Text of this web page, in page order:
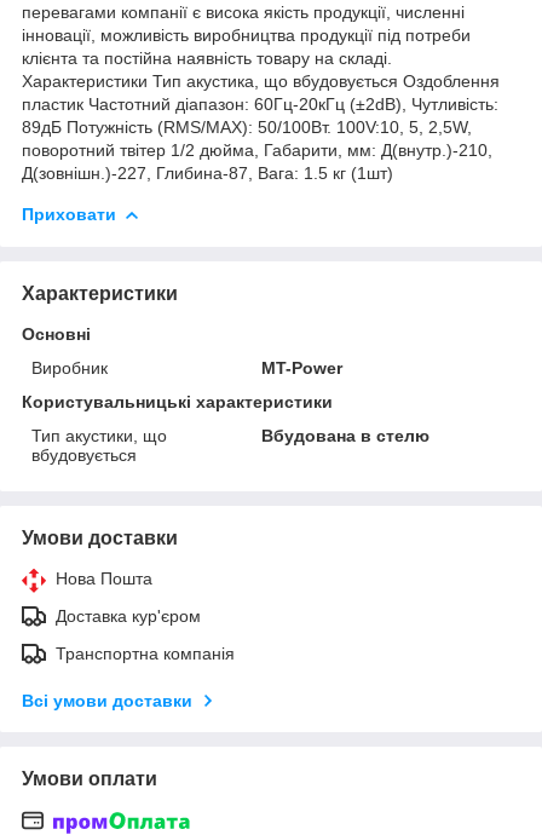
перевагами компанії є висока якість продукції, численні
інновації, можливість виробництва продукції під потреби
клієнта та постійна наявність товару на складі.
Характеристики Тип акустика, що вбудовується Оздоблення
пластик Частотний діапазон: 60Гц-20кГц (±2dB), Чутливість:
89дБ Потужність (RMS/MAX): 50/100Вт. 100V:10, 5, 2,5W,
поворотний твітер 1/2 дюйма, Габарити, мм: Д(внутр.)-210,
Д(зовнішн.)-227, Глибина-87, Вага: 1.5 кг (1шт)
Приховати
Характеристики
Основні
Виробник
MT-Power
Користувальницькі характеристики
Тип акустики, що
вбудовується
Вбудована в стелю
Умови доставки
Нова Пошта
Доставка кур'єром
Транспортна компанія
Всі умови доставки
Умови оплати